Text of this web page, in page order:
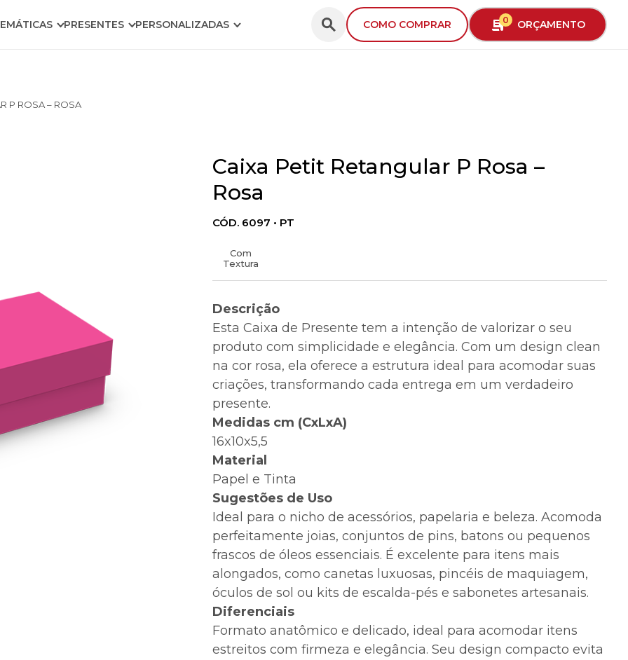
PRESENTES PERSONALIZADAS COMO COMPRAR 0 ORÇAMENTO
P ROSA – ROSA
Caixa Petit Retangular P Rosa –
Rosa
CÓD. 6097 • PT
Com
Textura
Descrição
Esta Caixa de Presente tem a intenção de valorizar o seu
produto com simplicidade e elegância. Com um design clean
na cor rosa, ela oferece a estrutura ideal para acomodar suas
criações, transformando cada entrega em um verdadeiro
presente.
Medidas cm (CxLxA)
16x10x5,5
Material
Papel e Tinta
Sugestões de Uso
Ideal para o nicho de acessórios, papelaria e beleza. Acomoda
perfeitamente joias, conjuntos de pins, batons ou pequenos
frascos de óleos essenciais. É excelente para itens mais
alongados, como canetas luxuosas, pincéis de maquiagem,
óculos de sol ou kits de escalda-pés e sabonetes artesanais.
Diferenciais
Formato anatômico e delicado, ideal para acomodar itens
estreitos com firmeza e elegância. Seu design compacto evita